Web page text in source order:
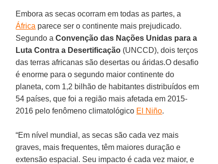
Embora as secas ocorram em todas as partes, a
África parece ser o continente mais prejudicado.
Segundo aConvenção das Nações Unidas para a
Luta Contra a Desertificação (UNCCD), dois terços
das terras africanas são desertas ou áridas.O desafio
é enorme para o segundo maior continente do
planeta, com 1,2 bilhão de habitantes distribuídos em
54 países, que foi a região mais afetada em 2015-
2016 pelo fenômeno climatológico El Niño.
“Em nível mundial, as secas são cada vez mais
graves, mais frequentes, têm maiores duração e
extensão espacial. Seu impacto é cada vez maior, e